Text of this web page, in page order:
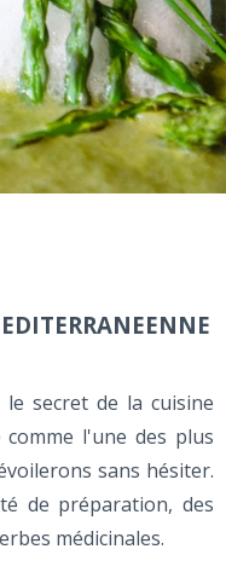
secret de la cuisine
l'une des plus
sans hésiter.
de préparation, des
médicinales.